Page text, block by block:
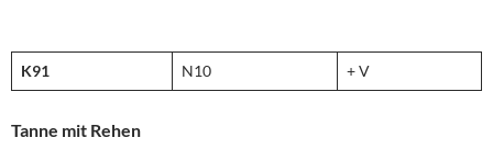
K91 N10 + V
Tanne mit Rehen